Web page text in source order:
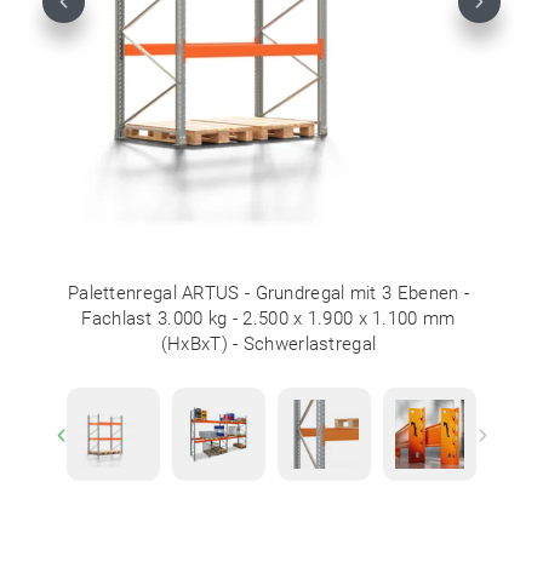
Palettenregal ARTUS - Grundregal mit 3 Ebenen -
Fachlast 3.000 kg - 2.500 x 1.900 x 1.100 mm
(HxBxT) - Schwerlastregal
Previous Next
Previous Next